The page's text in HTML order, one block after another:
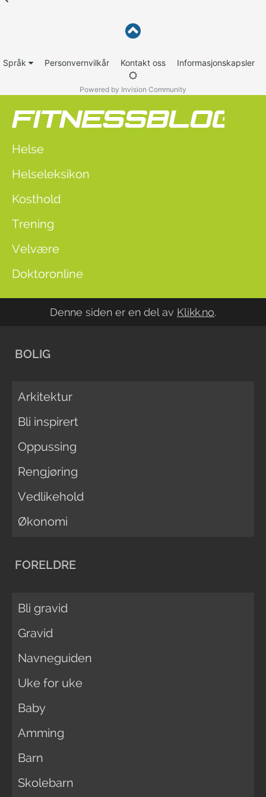
Språk Personvernvilkår Kontakt oss Informasjonskapsler
Powered by Invision Community
Helse
Helseleksikon
Kosthold
Trening
Velvære
Doktoronline
Denne siden er en del av Klikk.no.
BOLIG
Arkitektur
Bli inspirert
Oppussing
Rengjøring
Vedlikehold
Økonomi
FORELDRE
Bli gravid
Gravid
Navneguiden
Uke for uke
Baby
Amming
Barn
Skolebarn